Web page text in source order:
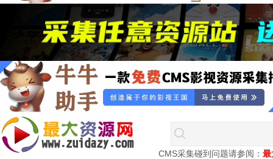
CMS采集碰到问题请参阅： 最